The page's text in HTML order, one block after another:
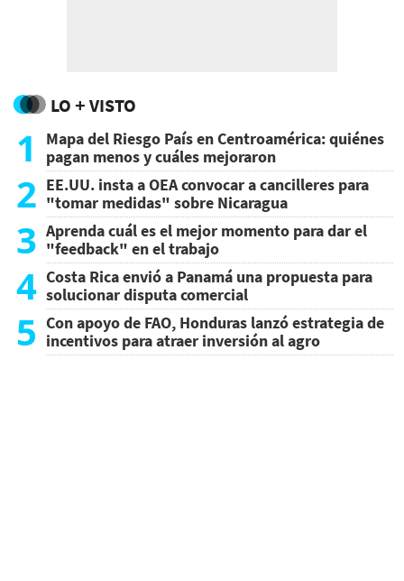
LO + VISTO
1
Mapa del Riesgo País en Centroamérica: quiénes
pagan menos y cuáles mejoraron
2 EE.UU. insta a OEA convocar a cancilleres para
"tomar medidas" sobre Nicaragua
3 Aprenda cuál es el mejor momento para dar el
"feedback" en el trabajo
4 Costa Rica envió a Panamá una propuesta para
solucionar disputa comercial
5 Con apoyo de FAO, Honduras lanzó estrategia de
incentivos para atraer inversión al agro